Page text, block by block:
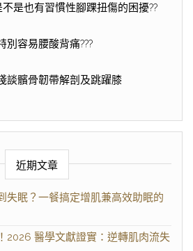
是也有習慣性腳踝扭傷的困擾??
別容易腰酸背痛???
談髕骨韌帶解剖及跳躍膝
近期文章
失眠？一餐搞定增肌兼高效助眠的
2026 醫學文獻證實：逆轉肌肉流失